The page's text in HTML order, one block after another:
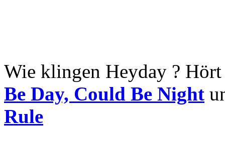
Wie klingen Heyday ?
Be Day, Could Be Night
Rule